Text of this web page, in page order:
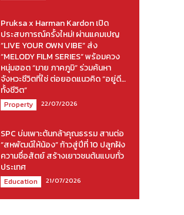
Pruksa x Harman Kardon เปิด
ประสบการณ์ครั้งใหม่! ผ่านแคมเปญ
“LIVE YOUR OWN VIBE” ส่ง
“MELODY FILM SERIES” พร้อมควง
หนุ่มฮอต “มาย ภาคภูมิ” ร่วมค้นหา
จังหวะชีวิตที่ใช่ ต่อยอดแนวคิด “อยู่ดี…
ทั้งชีวิต”
Property 22/07/2026
SPC บ่มเพาะต้นกล้าคุณธรรม สานต่อ
“สหพัฒน์ให้น้อง” ก้าวสู่ปีที่ 10 ปลูกฝัง
ความซื่อสัตย์ สร้างเยาวชนต้นแบบทั่ว
ประเทศ
Education 21/07/2026